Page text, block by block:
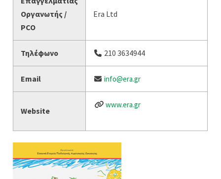
Οργανωτής /
PCO
Era Ltd
Τηλέφωνο 210 3634944
Email info@era.gr
Website
www.era.gr